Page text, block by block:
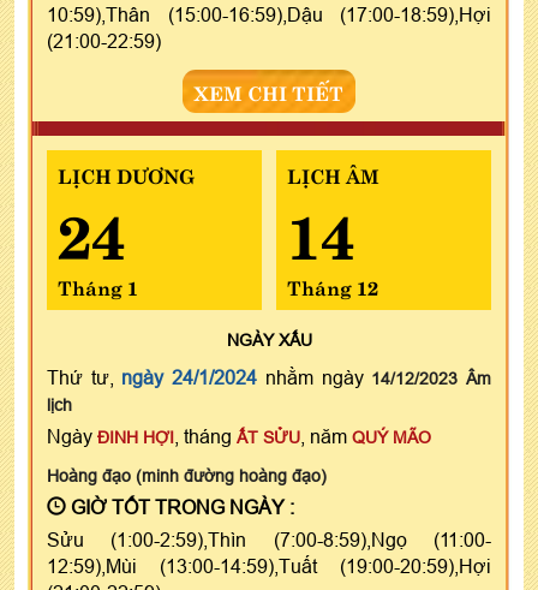
10:59),Thân (15:00-16:59),Dậu (17:00-18:59),Hợi
(21:00-22:59)
XEM CHI TIẾT
LỊCH DƯƠNG
24
Tháng 1
LỊCH ÂM
14
Tháng 12
NGÀYXẤU
Thứ tư, ngày 24/1/2024 nhằm ngày 14/12/2023 Âm
lịch
Ngày ĐINH HỢI , tháng ẤT SỬU , năm QUÝ MÃO
Hoàng đạo (minh đường hoàng đạo)
GIỜ TỐT TRONG NGÀY :
Sửu (1:00-2:59),Thìn (7:00-8:59),Ngọ (11:00-
12:59),Mùi (13:00-14:59),Tuất (19:00-20:59),Hợi